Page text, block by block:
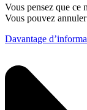
Vous pensez que ce
Vous pouvez
Davantage